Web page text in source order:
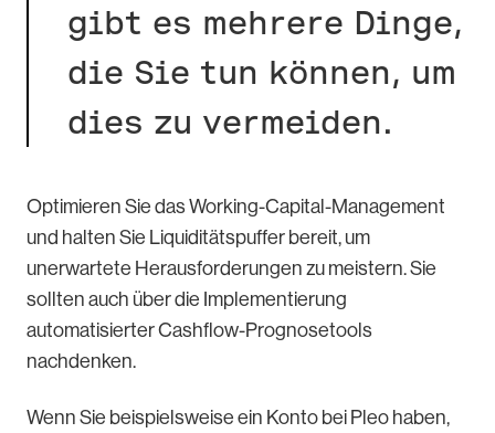
gibt es mehrere Dinge,
die Sie tun können, um
dies zu vermeiden.
Optimieren Sie das Working-Capital-Management
und halten Sie Liquiditätspuffer bereit, um
unerwartete Herausforderungen zu meistern. Sie
sollten auch über die Implementierung
automatisierter Cashflow-Prognosetools
nachdenken.
Wenn Sie beispielsweise ein Konto bei Pleo haben,